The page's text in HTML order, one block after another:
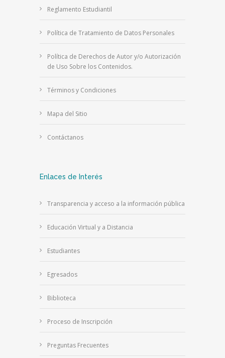
Reglamento Estudiantil
Política de Tratamiento de Datos Personales
Política de Derechos de Autor y/o Autorización
de Uso Sobre los Contenidos.
Términos y Condiciones
Mapa del Sitio
Contáctanos
Enlaces de Interés
Transparencia y acceso a la información pública
Educación Virtual y a Distancia
Estudiantes
Egresados
Biblioteca
Proceso de Inscripción
Preguntas Frecuentes